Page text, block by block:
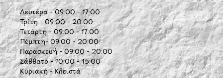
Δευτέρα - 09:00 - 17:00
Τρίτη - 09:00 - 20:00
Τετάρτη - 09:00 - 17:00
Πέμπτη- 09:00 - 20:00
Παρασκευή - 09:00 - 20:00
Σάββατο - 10:00 - 15:00
Κυριακή - Κλειστά